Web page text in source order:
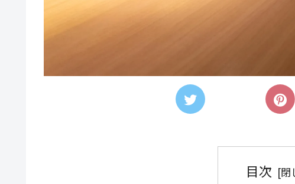
目次